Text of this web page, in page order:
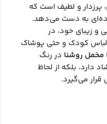
پرزدار و لطیف است که
به دست می‌دهد.
و زیبای خود، در
لباس کودک و حتی پوشاک
مخمل روشنا در رنگ
دارد، بلکه از لحاظ
می‌گیرد.